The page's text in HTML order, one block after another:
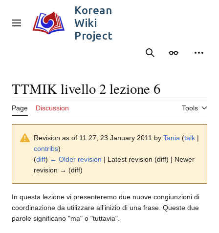
content
Main menu
Korean
Wiki
Project
SearchAppearance
TTMIK livello 2 lezione 6
Page Discussion Tools
Revision as of 11:27, 23 January 2011 by Tania (talk |
contribs)
(diff) ← Older revision | Latest revision (diff) | Newer
revision → (diff)
In questa lezione vi presenteremo due nuove congiunzioni di
coordinazione da utilizzare all’inizio di una frase. Queste due
parole significano "ma" o "tuttavia".